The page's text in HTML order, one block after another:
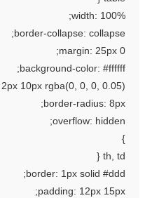
width:
border-collapse:
margin: 25px
background-color:
0 2px 10px rgba(0, 0, 0,
border-radius:
overflow:
border: 1px solid
padding: 12px